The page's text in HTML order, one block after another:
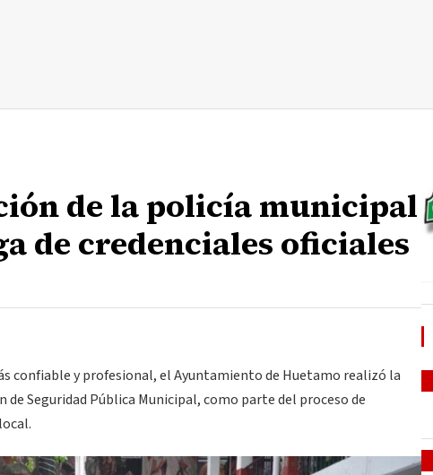
de la policía municipal
de credenciales oficiales
confiable y profesional, el Ayuntamiento de Huetamo realizó la
Seguridad Pública Municipal, como parte del proceso de